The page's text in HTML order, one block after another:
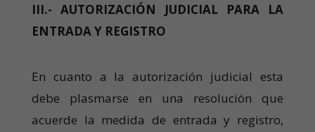
III.- AUTORIZACIÓN JUDICIAL PARA LA
ENTRADA Y REGISTRO
En cuanto a la autorización judicial esta
debe plasmarse en una resolución que
acuerde la medida de entrada y registro,